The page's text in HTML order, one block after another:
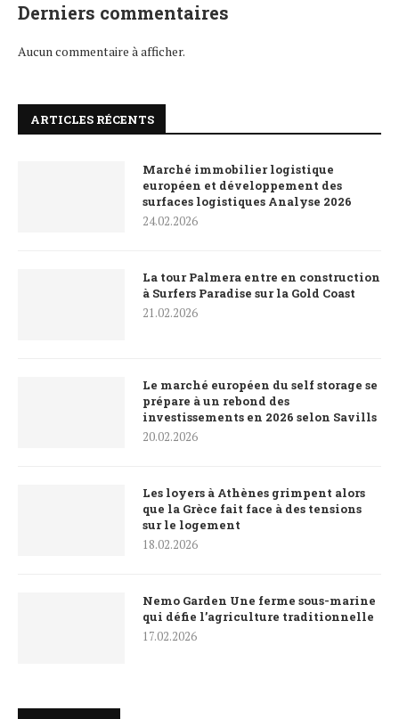
Derniers commentaires
Aucun commentaire à afficher.
ARTICLES RÉCENTS
Marché immobilier logistique
européen et développement des
surfaces logistiques Analyse 2026
24.02.2026
La tour Palmera entre en construction
à Surfers Paradise sur la Gold Coast
21.02.2026
Le marché européen du self storage se
prépare à un rebond des
investissements en 2026 selon Savills
20.02.2026
Les loyers à Athènes grimpent alors
que la Grèce fait face à des tensions
sur le logement
18.02.2026
Nemo Garden Une ferme sous-marine
qui défie l’agriculture traditionnelle
17.02.2026